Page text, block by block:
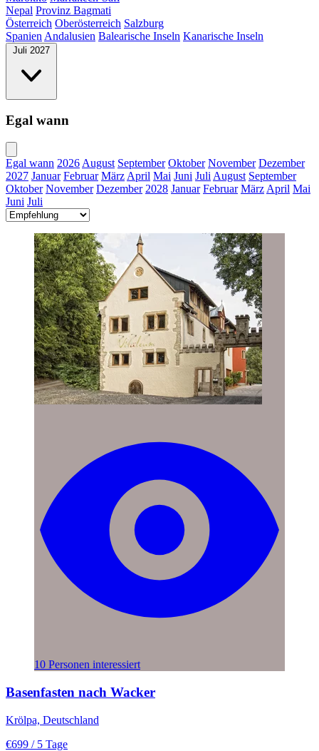
Nepal Provinz Bagmati
Österreich Oberösterreich Salzburg
Spanien Andalusien Balearische Inseln Kanarische Inseln
Juli 2027
Egal wann
Egal wann 2026 August September Oktober November Dezember
2027 Januar Februar März April Mai Juni Juli August September
Oktober November Dezember 2028 Januar Februar März April Mai
Juni Juli
10 Personen interessiert
Basenfasten nach Wacker
Krölpa, Deutschland
€699 / 5 Tage